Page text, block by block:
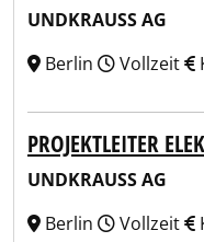
UNDKRAUSS AG
Berlin
Vollzeit
PROJEKTLEITER
UNDKRAUSS AG
Berlin
Vollzeit